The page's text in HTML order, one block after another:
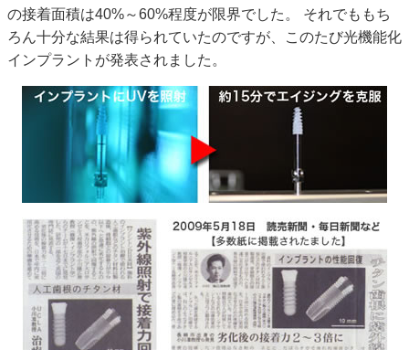
の接着面積は40%～60%程度が限界でした。 それでももち
ろん十分な結果は得られていたのですが、このたび光機能化
インプラントが発表されました。